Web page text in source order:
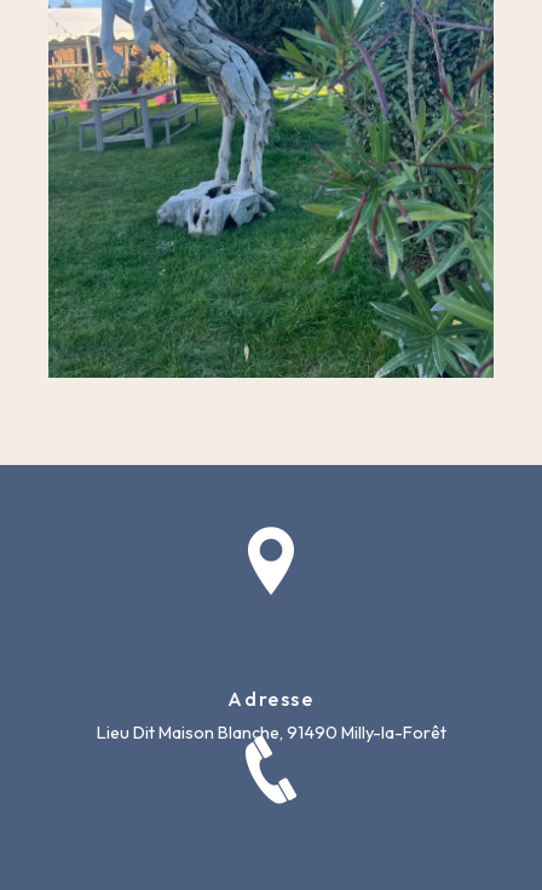
Adresse
Lieu Dit Maison Blanche, 91490 Milly-la-Forêt